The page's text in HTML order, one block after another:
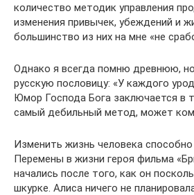
количество методик управления
изменения привычек, убеждений и
большинство из них на мне «не
Однако я всегда помню древнюю,
русскую пословицу: «У каждого
Юмор Господа Бога заключается в
самый дебильный метод, может
Изменить жизнь человека способно
Перемены в жизни героя фильма
начались после того, как он
шкурке. Алиса ничего не